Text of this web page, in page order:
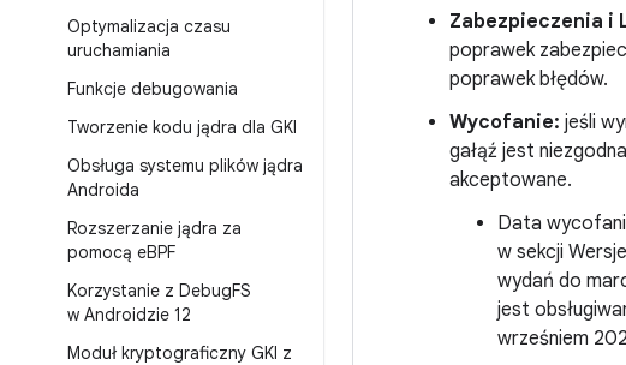
Optymalizacja czasu
uruchamiania
Funkcje debugowania
Tworzenie kodu jądra dla GKI
Obsługa systemu plików jądra
Androida
Rozszerzanie jądra za
pomocą eBPF
Korzystanie z DebugFS
w Androidzie 12
Moduł kryptograficzny GKI z
Zabezpieczenia i
poprawek
poprawek błędów.
Wycofanie: jeśli
gałąź jest
akceptowane.
Data
w sekcji
wydań do
jest
wrześniem